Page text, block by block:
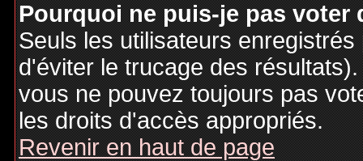
Pourquoi ne puis-je pas voter
Seuls les utilisateurs
d'éviter le trucage des
vous ne pouvez toujours pas
les droits d'accès appropriés.
Revenir en haut de page